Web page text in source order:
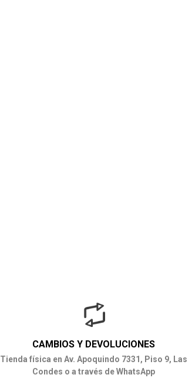
CAMBIOS Y DEVOLUCIONES
Tienda física en Av. Apoquindo 7331, Piso 9, Las
Condes o a través de WhatsApp